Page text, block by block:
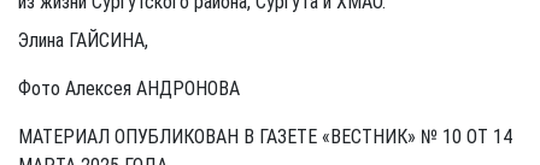
Элина ГАЙСИНА,
Фото Алексея АНДРОНОВА
МАТЕРИАЛ ОПУБЛИКОВАН В ГАЗЕТЕ «ВЕСТНИК» № 10 ОТ 14